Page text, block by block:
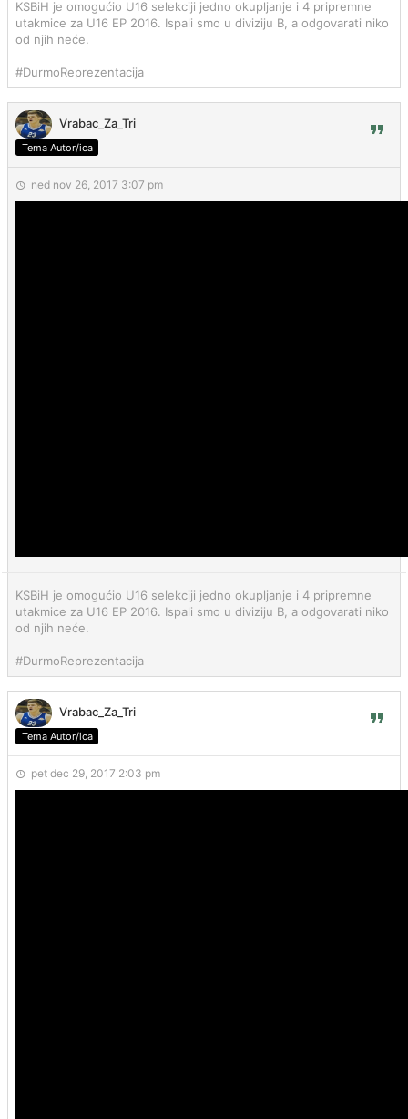
KSBiH je omogućio U16 selekciji jedno okupljanje i 4 pripremne
utakmice za U16 EP 2016. Ispali smo u diviziju B, a odgovarati niko
od njih neće.
#DurmoReprezentacija
Vrabac_Za_Tri
Tema Autor/ica
ned nov 26, 2017 3:07 pm
KSBiH je omogućio U16 selekciji jedno okupljanje i 4 pripremne
utakmice za U16 EP 2016. Ispali smo u diviziju B, a odgovarati niko
od njih neće.
#DurmoReprezentacija
Vrabac_Za_Tri
Tema Autor/ica
pet dec 29, 2017 2:03 pm